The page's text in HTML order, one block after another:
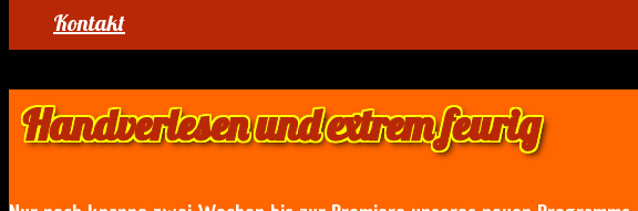
Kontakt
Handverlesen und extrem feurig